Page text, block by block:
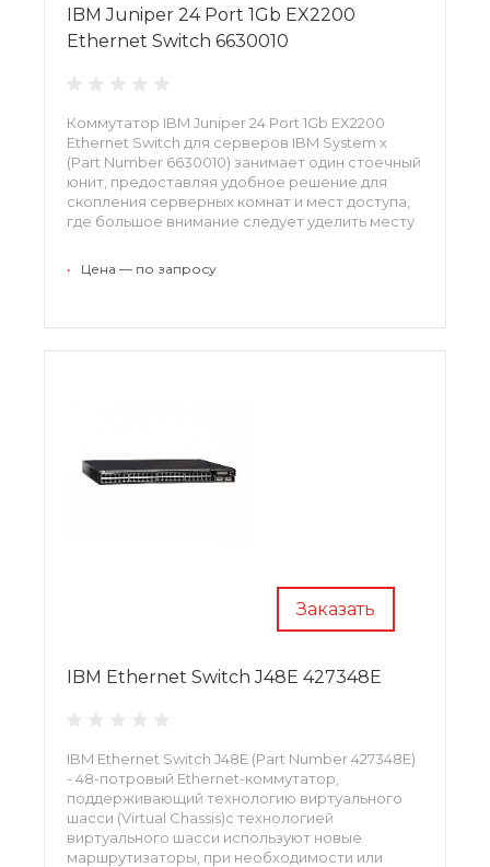
IBM Juniper 24 Port 1Gb EX2200
Ethernet Switch 6630010
Коммутатор IBM Juniper 24 Port 1Gb EX2200
Ethernet Switch для серверов IBM System x
(Part Number 6630010) занимает один стоечный
юнит, предоставляя удобное решение для
скопления серверных комнат и мест доступа,
где большое внимание следует уделить месту
• Цена — по запросу
Заказать
IBM Ethernet Switch J48E 427348E
IBM Ethernet Switch J48E (Part Number 427348E)
- 48-потровый Ethernet-коммутатор,
поддерживающий технологию виртуального
шасси (Virtual Chassis)с технологией
виртуального шасси используют новые
маршрутизаторы, при необходимости или